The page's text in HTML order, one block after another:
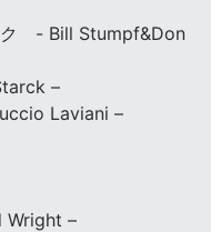
ク - Bill Stumpf&Don
–
Laviani –
Wright –